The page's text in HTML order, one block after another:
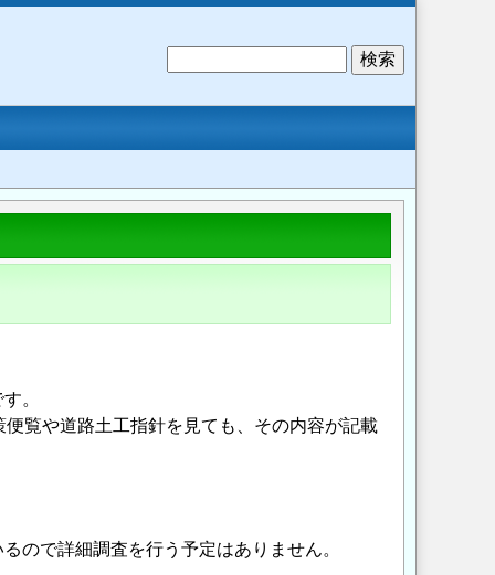
。
覧や道路土工指針を見ても、その内容が記載
ので詳細調査を行う予定はありません。